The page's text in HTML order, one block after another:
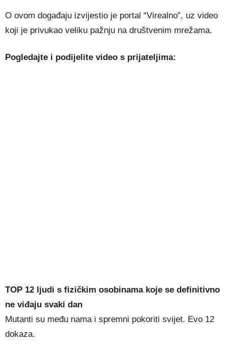
O ovom događaju izvijestio je portal “Virealno”, uz video
koji je privukao veliku pažnju na društvenim mrežama.
Pogledajte i podijelite video s prijateljima:
TOP 12 ljudi s fizičkim osobinama koje se definitivno
ne viđaju svaki dan
Mutanti su među nama i spremni pokoriti svijet. Evo 12
dokaza.